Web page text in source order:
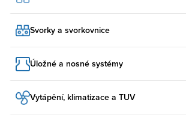
Svorky a svorkovnice
Úložné a nosné systémy
Vytápění, klimatizace a TUV